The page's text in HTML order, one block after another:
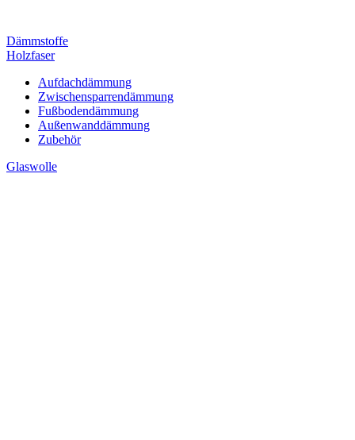
Dämmstoffe
Holzfaser
Aufdachdämmung
Zwischensparrendämmung
Fußbodendämmung
Außenwanddämmung
Zubehör
Glaswolle